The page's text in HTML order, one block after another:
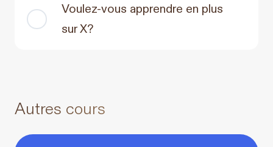
Voulez-vous apprendre en plus
sur X?
Autres cours